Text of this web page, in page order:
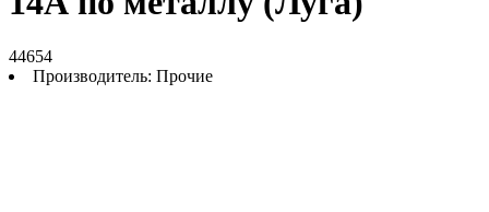
44654
Производитель: Прочие